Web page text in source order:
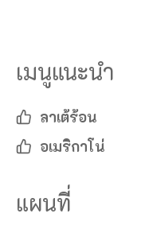
เมนูแนะนำ
ลาเต้ร้อน
อเมริกาโน่
แผนที่